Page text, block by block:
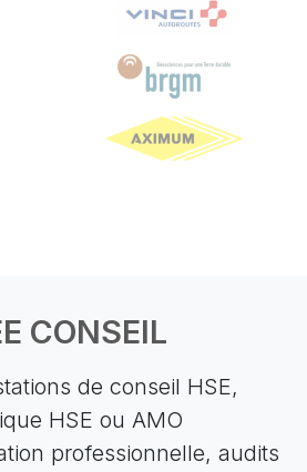
CONSEIL
de conseil HSE,
HSE ou AMO
professionnelle, audits